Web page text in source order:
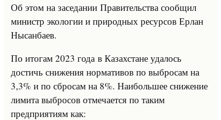
Об этом на заседании Правительства сообщил
министр экологии и природных ресурсов Ерлан
Нысанбаев.
По итогам 2023 года в Казахстане удалось
достичь снижения нормативов по выбросам на
3,3% и по сбросам на 8%. Наибольшее снижение
лимита выбросов отмечается по таким
предприятиям как: